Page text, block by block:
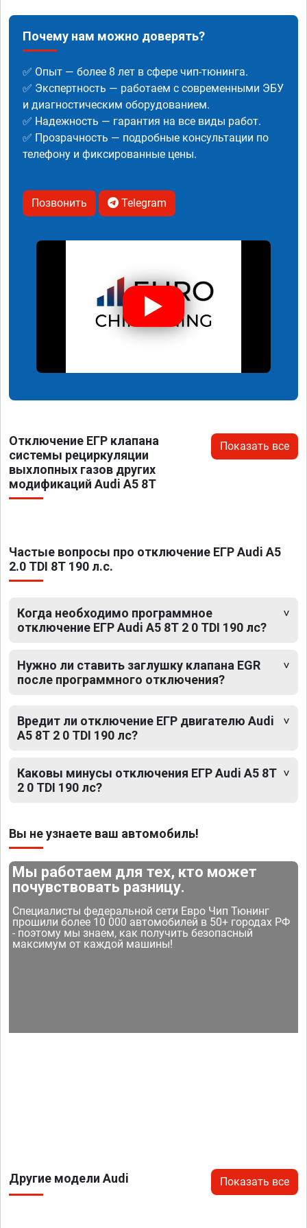
Почему нам можно доверять?
✅ Опыт — более 8 лет в сфере чип-тюнинга.
✅ Экспертность — работаем с современными ЭБУ
и диагностическим оборудованием.
✅ Надежность — гарантия на все виды работ.
✅ Прозрачность — подробные консультации по
телефону и фиксированные цены.
Позвонить Telegram
Отключение ЕГР клапана
системы рециркуляции
выхлопных газов других
модификаций Audi A5 8T
Показать все
Частые вопросы про отключение ЕГР Audi A5
2.0 TDI 8T 190 л.с.
Когда необходимо программное
отключение ЕГР Audi A5 8T 2 0 TDI 190 лс?
Нужно ли ставить заглушку клапана EGR
после программного отключения?
Вредит ли отключение ЕГР двигателю Audi
A5 8T 2 0 TDI 190 лс?
Каковы минусы отключения ЕГР Audi A5 8T
2 0 TDI 190 лс?
Вы не узнаете ваш автомобиль!
Мы работаем для тех, кто может
почувствовать разницу.
Специалисты федеральной сети Евро Чип Тюнинг
прошили более 10 000 автомобилей в 50+ городах РФ
- поэтому мы знаем, как получить безопасный
максимум от каждой машины!
Другие модели Audi Показать все